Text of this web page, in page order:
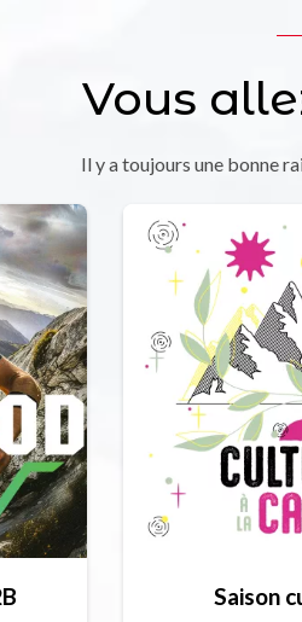
Vous
Il y a toujours une bonne
Saison